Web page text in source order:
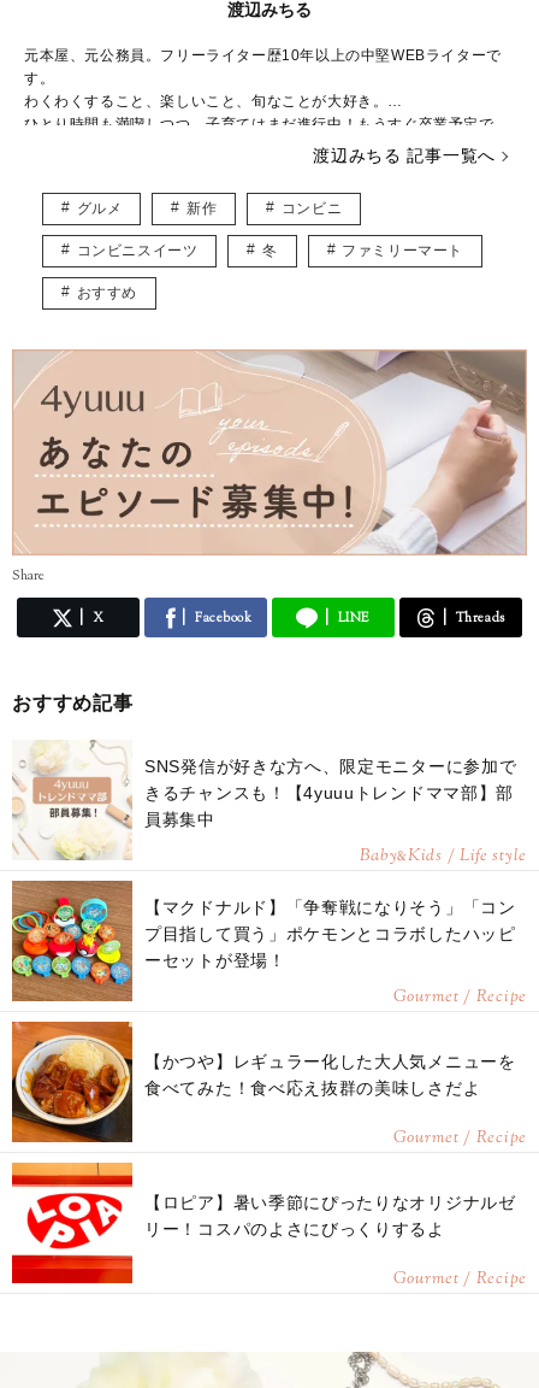
渡辺みちる
元本屋、元公務員。フリーライター歴10年以上の中堅WEBライターで
す。
わくわくすること、楽しいこと、旬なことが大好き。
ひとり時間も満喫しつつ、子育てはまだ進行中！もうすぐ卒業予定で
主婦・ママ・大人女子のみなさんの毎日が、ちょっと楽しくなる記事を
お届けしていきます。
渡辺みちる 記事一覧へ
グルメ 新作 コンビニ
コンビニスイーツ 冬 ファミリーマート
おすすめ
Share
X Facebook LINE Threads
おすすめ記事
SNS発信が好きな方へ、限定モニターに参加で
きるチャンスも！【4yuuuトレンドママ部】部
員募集中
Baby&Kids / Life style
【マクドナルド】「争奪戦になりそう」「コン
プ目指して買う」ポケモンとコラボしたハッピ
ーセットが登場！
Gourmet / Recipe
【かつや】レギュラー化した大人気メニューを
食べてみた！食べ応え抜群の美味しさだよ
Gourmet / Recipe
【ロピア】暑い季節にぴったりなオリジナルゼ
リー！コスパのよさにびっくりするよ
Gourmet / Recipe